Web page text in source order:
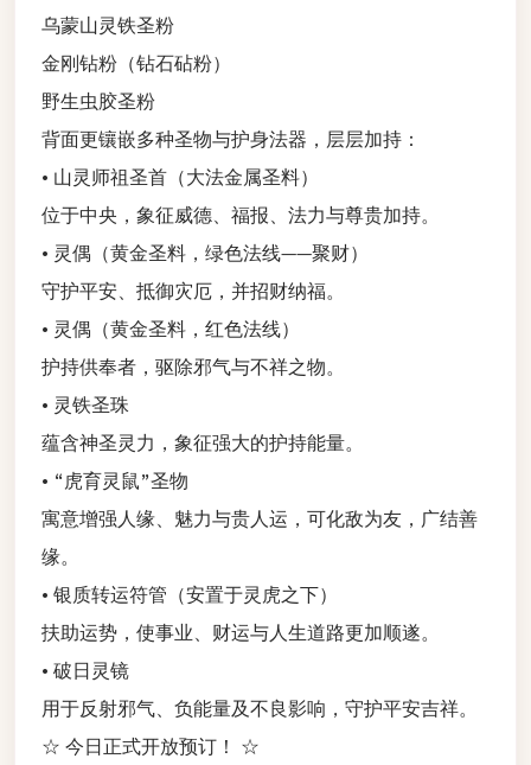
乌蒙山灵铁圣粉
金刚钻粉（钻石砧粉）
野生虫胶圣粉
背面更镶嵌多种圣物与护身法器，层层加持：
• 山灵师祖圣首（大法金属圣料）
位于中央，象征威德、福报、法力与尊贵加持。
• 灵偶（黄金圣料，绿色法线——聚财）
守护平安、抵御灾厄，并招财纳福。
• 灵偶（黄金圣料，红色法线）
护持供奉者，驱除邪气与不祥之物。
• 灵铁圣珠
蕴含神圣灵力，象征强大的护持能量。
• “虎育灵鼠”圣物
寓意增强人缘、魅力与贵人运，可化敌为友，广结善
缘。
• 银质转运符管（安置于灵虎之下）
扶助运势，使事业、财运与人生道路更加顺遂。
• 破日灵镜
用于反射邪气、负能量及不良影响，守护平安吉祥。
☆ 今日正式开放预订！ ☆